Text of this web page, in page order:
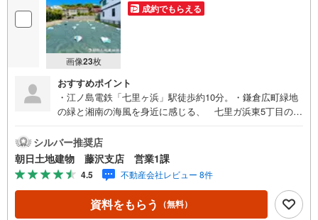
画像23枚
成約でもらえる
おすすめポイント
・江ノ島電鉄「七里ヶ浜」駅徒歩約10分。・鎌倉広町緑地
の緑と湘南の海風を身近に感じる、 七里ガ浜東5丁目の丘
坪のゆとりある広さ。 建築条件はなく、好きなハウスメ
ーカーで 理想の住まいを自由に描けます。・第一種低層
住居専用地域ならではの穏やかな住環境も魅力。 小学校
やスーパーなど生活利便も整っています。・海と緑、鎌倉
らしい街並みに包まれながら、 家族の時間をゆったり育
む暮らしをここで始めませんか。・周辺に公園や幼稚園、
シルバー推奨店
朝日土地建物 藤沢支店 営業1課
4.5 不動産会社レビュー 8件
資料をもらう （無料）